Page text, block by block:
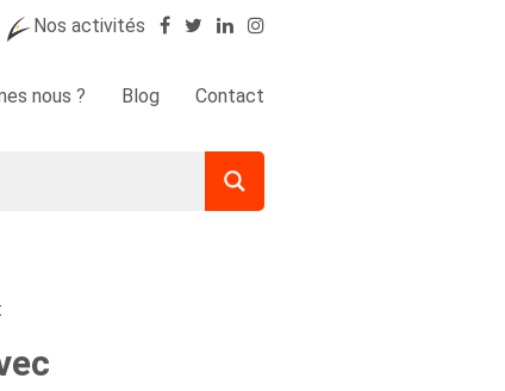
Nos activités
nous ? Blog Contact